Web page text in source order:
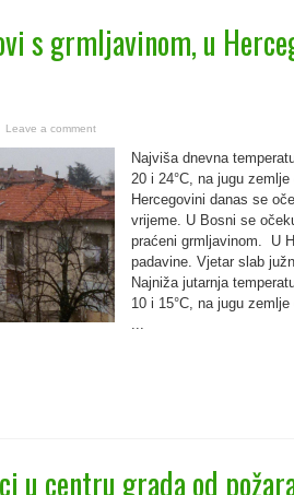
s grmljavinom, u
Leave a comment
Najviša dnevna
20 i 24°C, na jugu
Hercegovini danas se
vrijeme. U Bosni se
praćeni grmljavinom. U
padavine. Vjetar slab
Najniža jutarnja
10 i 15°C, na jugu
...
u centru grada od